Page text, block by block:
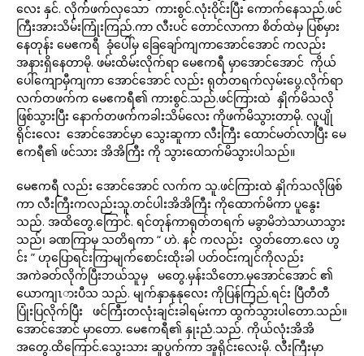
လေး နှင်. လိုက်ဖက်လှသော ကားစွင်.လုံးဝိုင်းပြီး ကောက်နေသည်.ဖင်
ကြီးအားသိမ်းကြုံးကြည်.ကာ လီးပင် တောင်လာကာ စိတ်ထဲမှ ပြစ်မှား
နေတုန်း မေဧကရီ ခုံပေါ်မှ ခြေချော်ကျကာအောင်အောင် ကလည်း
အနားရှိနေတာမို. ဖမ်းထိမ်းလိုက်ရာ မေဧကရီ မှာအောင်အောင် ကိုယ်
ပေါ်ကျောမှီကျကာ အောင်အောင် လည်း ရုတ်တရက်လှမ်းပွေ.လိုက်ရာ
လက်တဖက်က မေဧကရီ၏ ကားစွင်.သည်.ဖင်ကြားထဲ နှိုက်မိသလို
ဖြစ်သွားပြီး နောက်တဖက်ကခါးသိမ်လေး ကိုဖက်မိသွားတာမို. လူပျို
ရိုင်းလေး အောင်အောင်မှာ သွေးဆူကာ လီးကြီး ထောင်မတ်လာပြီး မေ
ဧကရီ၏ ဖင်သား အိအိကြီး ကို သွားထောက်မိသွားပါသည်။
မေဧကရီ လည်း အောင်အောင် လက်က သူ.ဖင်ကြားထဲ နှိုက်သလိုဖြစ်
ကာ လီးကြီးကလည်းသူ.တင်ပါးအိအိကြီး ကိုထောက်မိကာ ပူနွေး
သည်. အထိတွေ.ကြောင်. ရင်တုန်ကာရုတ်တရက် မခွာမိဘဲသာယာသွား
သည်၊ ခဏကြာမှ သတိရကာ “ ဟဲ. နင် ကလည်း လွှတ်တော.လေ ဟွ
င်း ” ဟုပြောရင်းကြာမျက်စောင်းထိုးခါ ပတ်ဝင်းကျင်ကိုလည်း
အကဲခတ်လိုက်ပြီးဘယ်သူမှ မတွေ.မှန်းသိတော.မှအောင်အောင် ၏
ယောကျၤားပီသ သည်. မျက်နှာနုနုလေး ကိုပြန်ကြည်.ရင်း ပြီတီတီ
ပြုံးပြလိုက်ပြီး ဖင်ကြီးတလုံးချင်းခါရမ်းကာ ထွက်သွားပါတော.သည်။
အောင်အောင် မှာတော. မေဧကရီ၏ နှုးညံ.သည်. ကိုယ်လုံးအိအိ
အတွေ.ထိကြောင်.သွေးသား ဆူပွက်ကာ အူရိုင်းလေးမို. လီးကြီးမှာ